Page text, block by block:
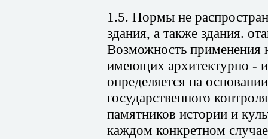
1.5. Нормы не
здания, а также здания.
Возможность применения
имеющих архитектурно -
определяется на
государственного
памятников истории и
каждом конкретном